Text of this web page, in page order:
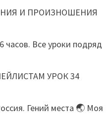
И ПРОИЗНОШЕНИЯ
часов. Все уроки подряд
УРОК 34
Гений места 🌏 Моя